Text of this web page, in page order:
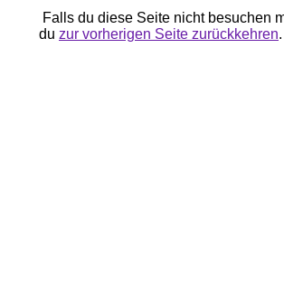
Falls du diese Seite nicht besuchen
du zur vorherigen Seite zurückkehren.